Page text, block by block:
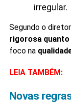
irregular.
Segundo o
rigorosa quanto
foco na
LEIA TAMBÉM:
Novas